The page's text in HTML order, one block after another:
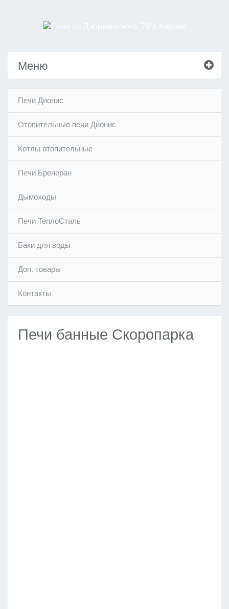
Меню
Печи Дионис
Отопительные печи Дионис
Котлы отопительные
Печи Бренеран
Дымоходы
Печи ТеплоСталь
Баки для воды
Доп. товары
Контакты
Печи банные Скоропарка